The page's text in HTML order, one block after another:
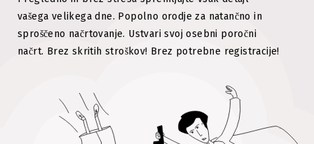
vašega velikega dne. Popolno orodje za natančno in
sproščeno načrtovanje. Ustvari svoj osebni poročni
načrt. Brez skritih stroškov! Brez potrebne registracije!